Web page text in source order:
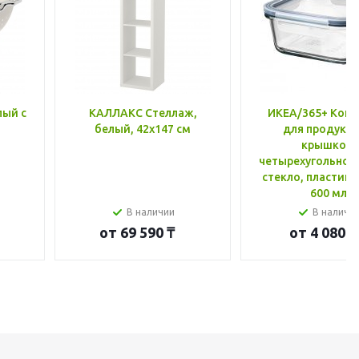
с
КАЛЛАКС Стеллаж,
белый, 42x147 см
В наличии
от 69 590 ₸
ИКЕА/365+
для
крышкой,
стекло, пластик
600 мл
В
от 4 080 ₸